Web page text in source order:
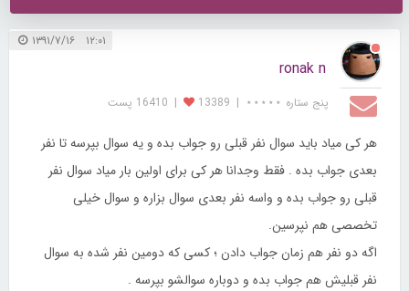
۱۲:۰۱ ۱۳۹۱/۷/۱۶
ronak n
پنج ستاره ⋆⋆⋆⋆⋆ |
13389
| 16410 پست
هر کی میاد باید سوال نفر قبلی رو جواب بده و یه سوال بپرسه تا نفر
بعدی جواب بده . فقط وجدانا هر کی برای اولین بار میاد سوال نفر
قبلی رو جواب بده و واسه نفر بعدی سوال بزاره و سوال خیلی
تخصصی هم نپرسین.
اگه دو نفر هم زمان جواب دادن ؛ کسی که دومین نفر شده به سوال
نفر قبلیش هم جواب بده و دوباره سوالشو بپرسه .